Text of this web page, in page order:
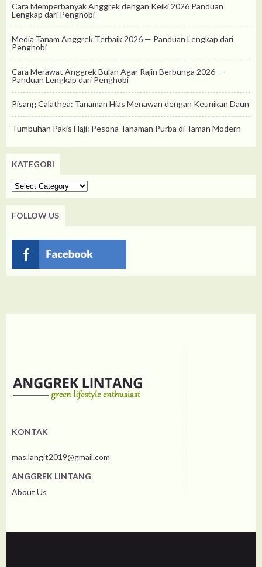
Cara Memperbanyak Anggrek dengan Keiki 2026 Panduan
Lengkap dari Penghobi
Media Tanam Anggrek Terbaik 2026 — Panduan Lengkap dari
Penghobi
Cara Merawat Anggrek Bulan Agar Rajin Berbunga 2026 —
Panduan Lengkap dari Penghobi
Pisang Calathea: Tanaman Hias Menawan dengan Keunikan Daun
Tumbuhan Pakis Haji: Pesona Tanaman Purba di Taman Modern
KATEGORI
Kategori
FOLLOW US
KONTAK
mas.langit2019@gmail.com
ANGGREK LINTANG
About Us